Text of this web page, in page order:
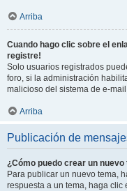
Arriba
Cuando hago clic sobre el
registre!
Solo usuarios registrados
foro, si la administración
malicioso del sistema de e-
Arriba
Publicación de
¿Cómo puedo crear un
Para publicar un nuevo tema,
respuesta a un tema, haga clic